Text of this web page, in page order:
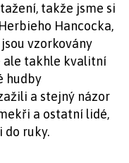
takže jsme si
Hancocka,
vzorkovány
ale takhle kvalitní
hudby
a stejný názor
a ostatní lidé,
do ruky.